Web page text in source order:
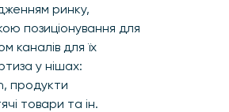
ринку,
позиціонування для
каналів для їх
у нішах:
продукти
товари та ін.